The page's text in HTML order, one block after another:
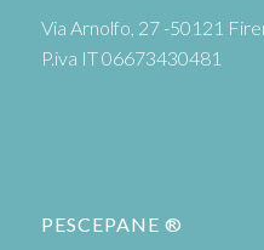
Via Arnolfo, 27 -50121
P.iva IT 06673430481
PESCEPANE ®